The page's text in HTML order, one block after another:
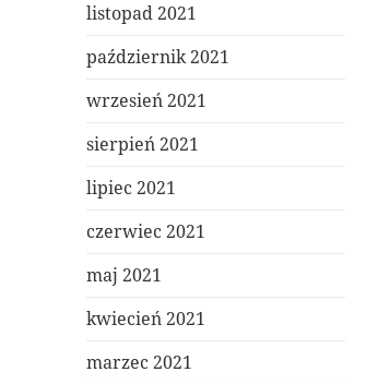
listopad 2021
październik 2021
wrzesień 2021
sierpień 2021
lipiec 2021
czerwiec 2021
maj 2021
kwiecień 2021
marzec 2021